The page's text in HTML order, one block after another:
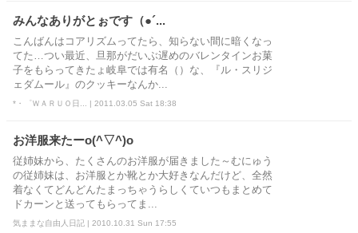
みんなありがとぉです（●´...
こんばんはコアリズムってたら、知らない間に暗くなっ
てた…つい最近、旦那がだいぶ遅めのバレンタインお菓
子をもらってきたょ岐阜では有名（）な、『ル・スリジ
ェダムール』のクッキーなんか...
*・゜ＷＡＲＵＯ日... | 2011.03.05 Sat 18:38
お洋服来たーo(^▽^)o
従姉妹から、たくさんのお洋服が届きました～むにゅう
の従姉妹は、お洋服とか靴とか大好きなんだけど、全然
着なくてどんどんたまっちゃうらしくていつもまとめて
ドカーンと送ってもらってま...
気ままな自由人日記 | 2010.10.31 Sun 17:55